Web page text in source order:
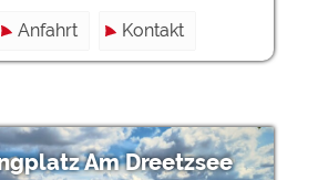
Anfahrt Kontakt
Am Dreetzsee